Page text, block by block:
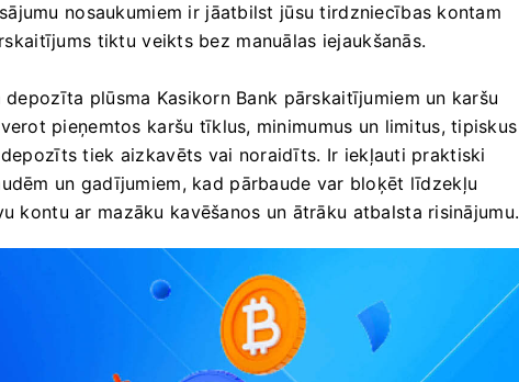
nosaukumiem ir jāatbilst jūsu tirdzniecības kontam
tiktu veikts bez manuālas iejaukšanās.
plūsma Kasikorn Bank pārskaitījumiem un karšu
pieņemtos karšu tīklus, minimumus un limitus, tipiskus
tiek aizkavēts vai noraidīts. Ir iekļauti praktiski
un gadījumiem, kad pārbaude var bloķēt līdzekļu
kontu ar mazāku kavēšanos un ātrāku atbalsta risinājumu.